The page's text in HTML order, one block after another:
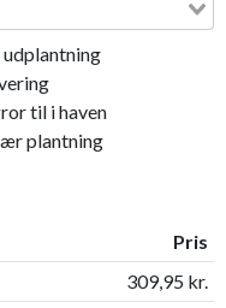
til i haven
plantning
Pris
309,95 kr.